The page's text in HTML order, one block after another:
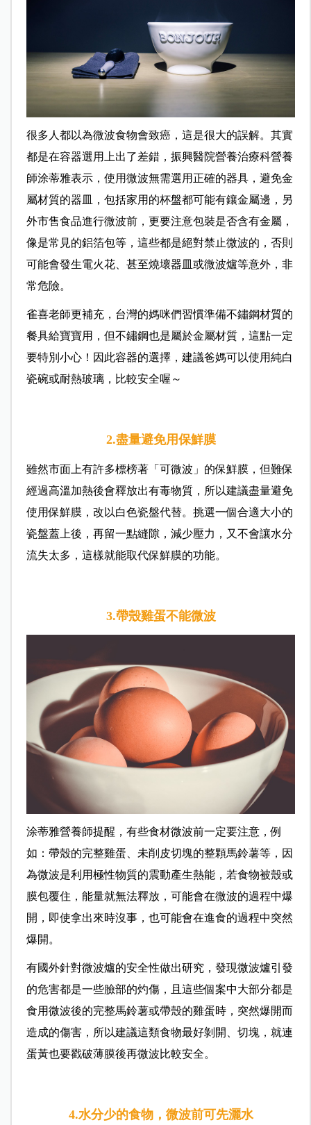
很多人都以為微波食物會致癌，這是很大的誤解。其實
都是在容器選用上出了差錯，振興醫院營養治療科營養
師涂蒂雅表示，使用微波無需選用正確的器具，避免金
屬材質的器皿，包括家用的杯盤都可能有鑲金屬邊，另
外市售食品進行微波前，更要注意包裝是否含有金屬，
像是常見的鋁箔包等，這些都是絕對禁止微波的，否則
可能會發生電火花、甚至燒壞器皿或微波爐等意外，非
常危險。
雀喜老師更補充，台灣的媽咪們習慣準備不鏽鋼材質的
餐具給寶寶用，但不鏽鋼也是屬於金屬材質，這點一定
要特別小心！因此容器的選擇，建議爸媽可以使用純白
瓷碗或耐熱玻璃，比較安全喔～
2.盡量避免用保鮮膜
雖然市面上有許多標榜著「可微波」的保鮮膜，但難保
經過高溫加熱後會釋放出有毒物質，所以建議盡量避免
使用保鮮膜，改以白色瓷盤代替。挑選一個合適大小的
瓷盤蓋上後，再留一點縫隙，減少壓力，又不會讓水分
流失太多，這樣就能取代保鮮膜的功能。
3.帶殼雞蛋不能微波
涂蒂雅營養師提醒，有些食材微波前一定要注意，例
如：帶殼的完整雞蛋、未削皮切塊的整顆馬鈴薯等，因
為微波是利用極性物質的震動產生熱能，若食物被殼或
膜包覆住，能量就無法釋放，可能會在微波的過程中爆
開，即使拿出來時沒事，也可能會在進食的過程中突然
爆開。
有國外針對微波爐的安全性做出研究，發現微波爐引發
的危害都是一些臉部的灼傷，且這些個案中大部分都是
食用微波後的完整馬鈴薯或帶殼的雞蛋時，突然爆開而
造成的傷害，所以建議這類食物最好剝開、切塊，就連
蛋黃也要戳破薄膜後再微波比較安全。
4.水分少的食物，微波前可先灑水